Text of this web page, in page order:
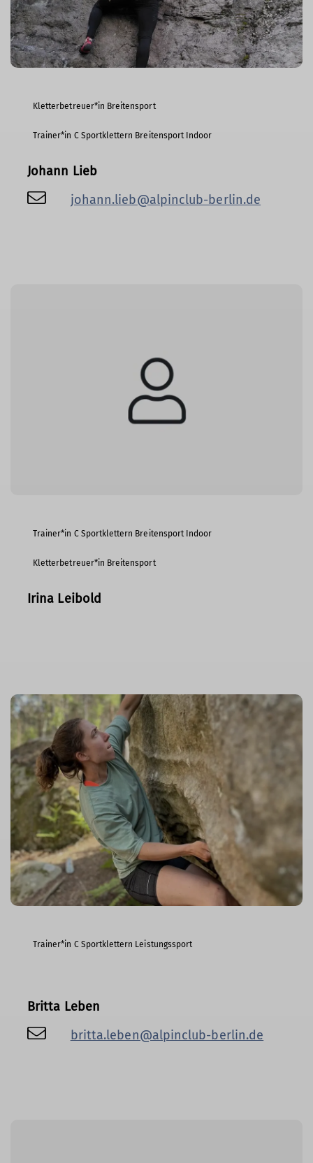
Kletterbetreuer*in Breitensport
Trainer*in C Sportklettern Breitensport Indoor
Johann Lieb
johann.lieb@alpinclub-berlin.de
Trainer*in C Sportklettern Breitensport Indoor
Kletterbetreuer*in Breitensport
Irina Leibold
Trainer*in C Sportklettern Leistungssport
Britta Leben
britta.leben@alpinclub-berlin.de